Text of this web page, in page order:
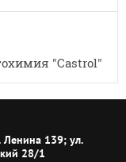
"Castrol"
Ленина 139; ул.
28/1